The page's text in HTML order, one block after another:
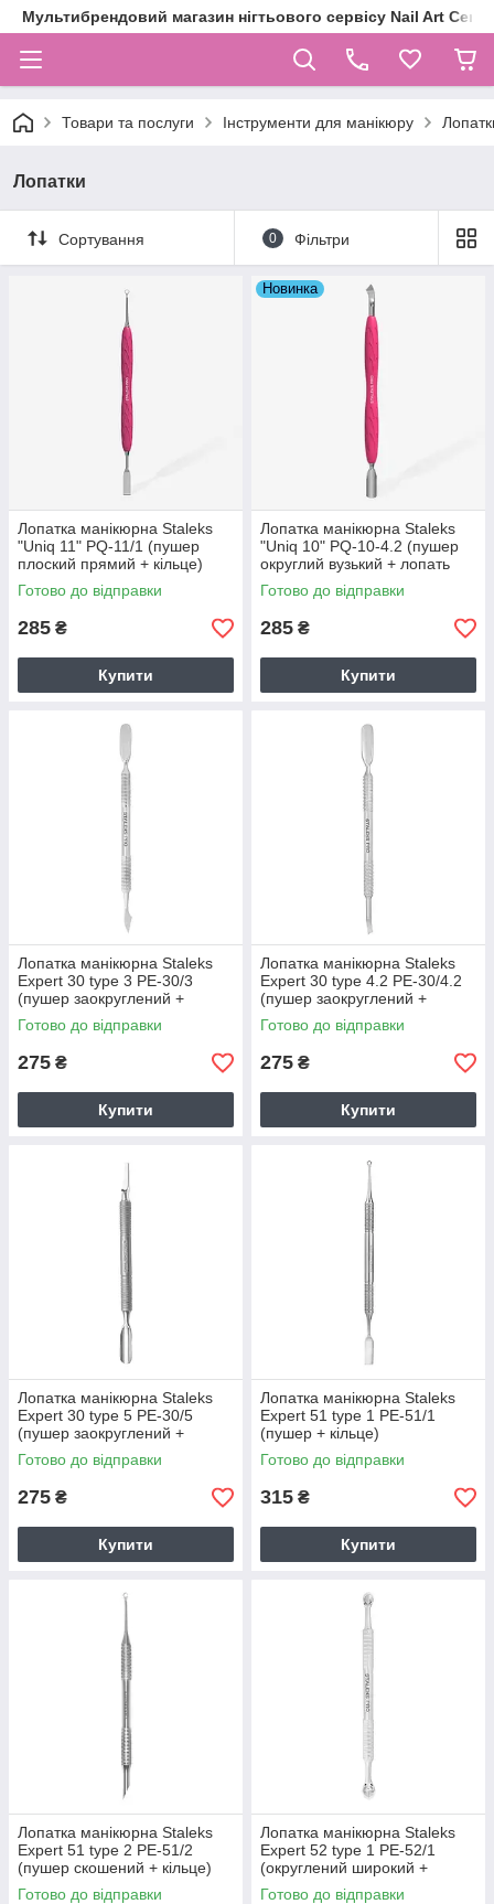
Мультибрендовий магазин нігтьового сервісу Nail Art
Товари та послуги Інструменти для манікюру
Лопатки
Сортування 0 Фільтри
Лопатка манікюрна Staleks
"Uniq 11" PQ-11/1 (пушер
плоский прямий + кільце)
Готово до відправки
285 ₴
Купити
Новинка
Лопатка манікюрна Staleks
"Uniq 10" PQ-10-4.2 (пушер
округлий вузький + лопать
відігнута)
Готово до відправки
285 ₴
Купити
Лопатка манікюрна Staleks
Expert 30 type 3 PE-30/3
(пушер заокруглений +
топірець)
Готово до відправки
275 ₴
Купити
Лопатка манікюрна Staleks
Expert 30 type 4.2 PE-30/4.2
(пушер заокруглений +
лопать відігнута, для правши)
Готово до відправки
275 ₴
Купити
Лопатка манікюрна Staleks
Expert 30 type 5 PE-30/5
(пушер заокруглений +
лопать широка)
Готово до відправки
275 ₴
Купити
Лопатка манікюрна Staleks
Expert 51 type 1 PE-51/1
(пушер + кільце)
Готово до відправки
315 ₴
Купити
Лопатка манікюрна Staleks
Expert 51 type 2 PE-51/2
(пушер скошений + кільце)
Готово до відправки
Лопатка манікюрна Staleks
Expert 52 type 1 PE-52/1
(округлений широкий +
вузький пушер, лакоздіймач)
Готово до відправки